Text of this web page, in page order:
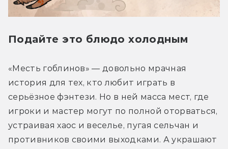
Подайте это блюдо холодным
«Месть гоблинов» — довольно мрачная
история для тех, кто любит играть в
серьёзное фэнтези. Но в ней масса мест, где
игроки и мастер могут по полной оторваться,
устраивая хаос и веселье, пугая сельчан и
противников своими выходками. А украшают